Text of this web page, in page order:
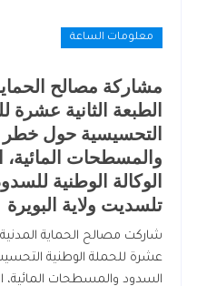
معلومات الساعة
مشاركة مصالح
الطبعة الثانية عشرة
التحسيسية حول
والمسطحات
الوكالة الوطنية
تلسديت ولاية البويرة
شاركت مصالح الحماية
عشرة للحملة الوطنية
السدود والمسطحات